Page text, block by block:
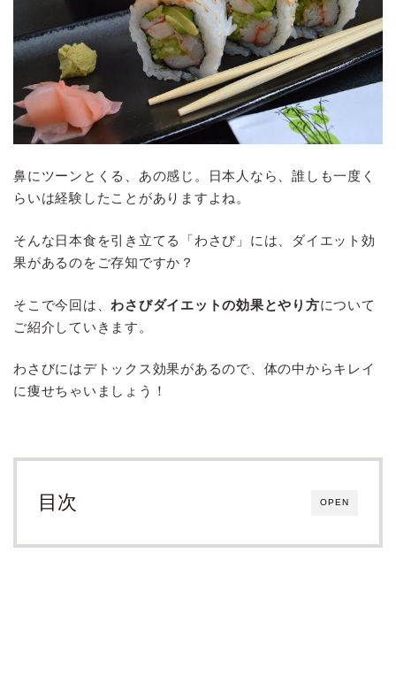
鼻にツーンとくる、あの感じ。日本人なら、誰しも一度く
らいは経験したことがありますよね。
そんな日本食を引き立てる「わさび」には、ダイエット効
果があるのをご存知ですか？
そこで今回は、わさびダイエットの効果とやり方について
ご紹介していきます。
わさびにはデトックス効果があるので、体の中からキレイ
に痩せちゃいましょう！
OPEN
目次